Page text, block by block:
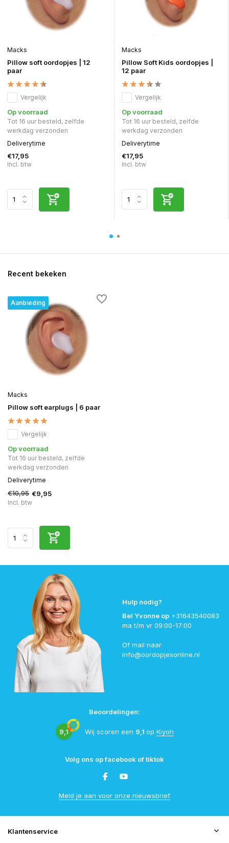
Macks
Pillow soft oordopjes | 12
paar
Vergelijk
Op voorraad
Tot 16 uur besteld, zelfde
werkdag verzonden
Deliverytime
€17,95
Incl. btw
Macks
Pillow Soft Kids oordopjes |
12 paar
Vergelijk
Op voorraad
Tot 16 uur besteld, zelfde
werkdag verzonden
Deliverytime
€17,95
Incl. btw
Recent bekeken
Aanbieding
Macks
Pillow soft earplugs | 6 paar
Vergelijk
Op voorraad
Tot 16 uur besteld, zelfde
werkdag verzonden
Deliverytime
€10,95 €9,95
Incl. btw
Hulp nodig?
Bel Yvonne op +31643540083
ma t/m vr 09:00-17:00
Of mail naar
info@oordopjesonline.nl
Beoordelingen:
9,1 Wij scoren een 9,1 op Kiyoh
Volg ons op facebook of tiktok
Meld je aan voor onze nieuwsbrief
Klantenservice